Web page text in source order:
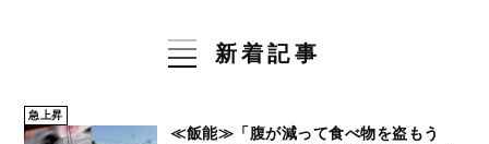
新着記事
急上昇
≪飯能≫「腹が減って食べ物を盗もう